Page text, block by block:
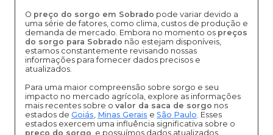
O preço do sorgo em Sobrado pode variar devido a
uma série de fatores, como clima, custos de produção e
demanda de mercado. Embora no momento os preços
do sorgo para Sobrado não estejam disponíveis,
estamos constantemente revisando nossas
informações para fornecer dados precisos e
atualizados.
Para uma maior compreensão sobre sorgo e seu
impacto no mercado agrícola, explore as informações
mais recentes sobre o valor da saca de sorgo nos
estados de Goiás, Minas Gerais e São Paulo. Esses
estados exercem uma influência significativa sobre o
preço do sorgo, e possuímos dados atualizados